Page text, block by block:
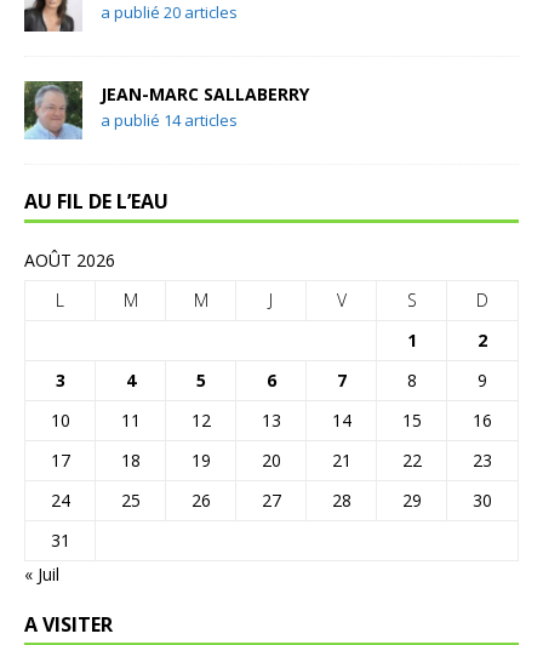
a publié 20 articles
JEAN-MARC SALLABERRY
a publié 14 articles
AU FIL DE L’EAU
AOÛT 2026
L
M M J V S
D
1
2
3
4 5 6 7 8
9
10
11 12 13 14 15
16
17
18 19 20 21 22
23
24
25 26 27 28 29
30
31
« Juil
A VISITER